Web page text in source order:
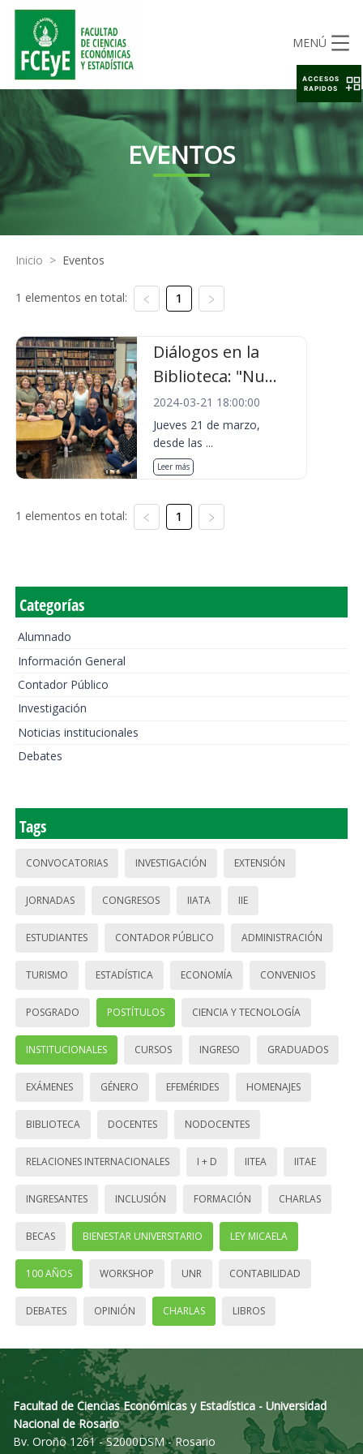
MENÚ
EVENTOS
Inicio > Eventos
1 elementos en total: 1
Diálogos en la
Biblioteca: "Nu...
2024-03-21 18:00:00
Jueves 21 de marzo,
desde las ...
Leer más
1 elementos en total: 1
Categorías
Alumnado
Información General
Contador Público
Investigación
Noticias institucionales
Debates
Tags
CONVOCATORIAS INVESTIGACIÓN EXTENSIÓN
JORNADAS CONGRESOS IIATA IIE
ESTUDIANTES CONTADOR PÚBLICO ADMINISTRACIÓN
TURISMO ESTADÍSTICA ECONOMÍA CONVENIOS
POSGRADO POSTÍTULOS CIENCIA Y TECNOLOGÍA
INSTITUCIONALES CURSOS INGRESO GRADUADOS
EXÁMENES GÉNERO EFEMÉRIDES HOMENAJES
BIBLIOTECA DOCENTES NODOCENTES
RELACIONES INTERNACIONALES I + D IITEA IITAE
INGRESANTES INCLUSIÓN FORMACIÓN CHARLAS
BECAS BIENESTAR UNIVERSITARIO LEY MICAELA
100 AÑOS WORKSHOP UNR CONTABILIDAD
DEBATES OPINIÓN CHARLAS LIBROS
Facultad de Ciencias Económicas y Estadística - Universidad
Nacional de Rosario
Bv. Oroño 1261 - S2000DSM - Rosario
ACCESOS
RAPIDOS